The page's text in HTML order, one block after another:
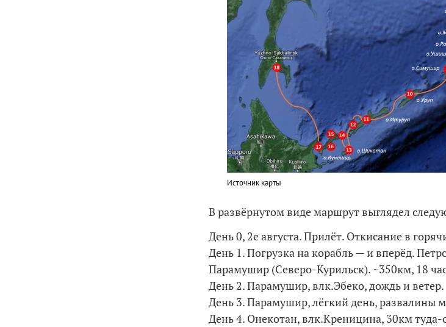
Источник карты
В развёрнутом виде маршрут выглядел
День 0, 2е августа. Прилёт. Откисание в
День 1. Погрузка на корабль — и вперёд.
Парамушир (Северо-Курильск). ~350км, 18
День 2. Парамушир, влк.Эбеко, дождь и ветер.
День 3. Парамушир, лёгкий день, развалины
День 4. Онекотан, влк.Креницина, 30км